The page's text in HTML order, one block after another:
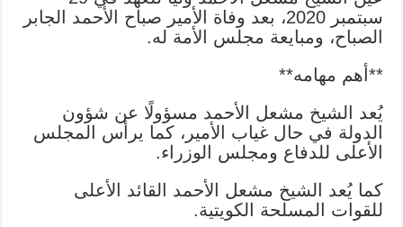
سبتمبر 2020، بعد وفاة الأمير صباح الأحمد الجابر
الصباح، ومبايعة مجلس الأمة له.
**أهم مهامه**
يُعد الشيخ مشعل الأحمد مسؤولًا عن شؤون
الدولة في حال غياب الأمير، كما يرأس المجلس
الأعلى للدفاع ومجلس الوزراء.
كما يُعد الشيخ مشعل الأحمد القائد الأعلى
للقوات المسلحة الكويتية.